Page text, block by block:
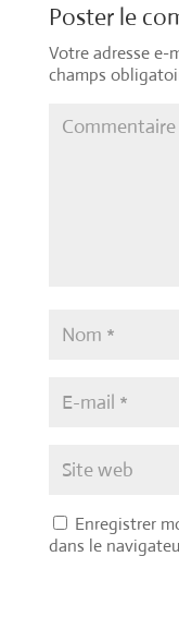
Poster le
Votre adresse e-
champs
Enregistrer
dans le